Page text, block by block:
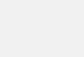
řádkový displej